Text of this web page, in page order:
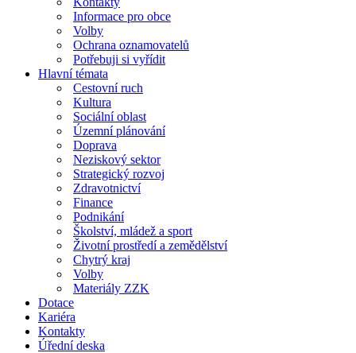
Informace pro obce
Volby
Ochrana oznamovatelů
Potřebuji si vyřídit
Hlavní témata
Cestovní ruch
Kultura
Sociální oblast
Územní plánování
Doprava
Neziskový sektor
Strategický rozvoj
Zdravotnictví
Finance
Podnikání
Školství, mládež a sport
Životní prostředí a zemědělství
Chytrý kraj
Volby
Materiály ZZK
Dotace
Kariéra
Kontakty
Úřední deska